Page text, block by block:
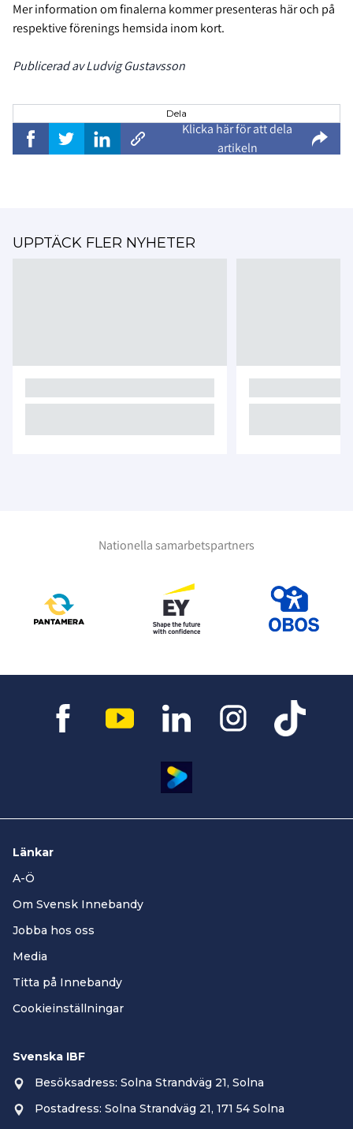
Mer information om finalerna kommer presenteras här och på
respektive förenings hemsida inom kort.
Publicerad av Ludvig Gustavsson
Dela
Klicka här för att dela
artikeln
UPPTÄCK FLER NYHETER
Nationella samarbetspartners
Länkar
A-Ö
Om Svensk Innebandy
Jobba hos oss
Media
Titta på Innebandy
Cookieinställningar
Svenska IBF
Besöksadress: Solna Strandväg 21, Solna
Postadress: Solna Strandväg 21, 171 54 Solna